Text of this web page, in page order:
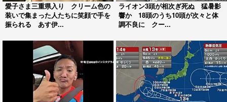
愛子さま三重県入り クリーム色の
装いで集まった人たちに笑顔で手を
振られる あす伊...
ライオン3頭が相次ぎ死ぬ 猛暑影
響か 18頭のうち10頭が次々と体
調不良に クー...